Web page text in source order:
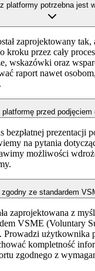
platformy potrzebna jest
zaprojektowany tak,
kroku przez cały
wskazówki oraz
raport nawet
przed podjęciem
bezpłatnej prezentacji
na pytania
możliwości
ze standardem
zaprojektowana z
VSME (Voluntary
Prowadzi użytkownika
kompletność
zgodnego z